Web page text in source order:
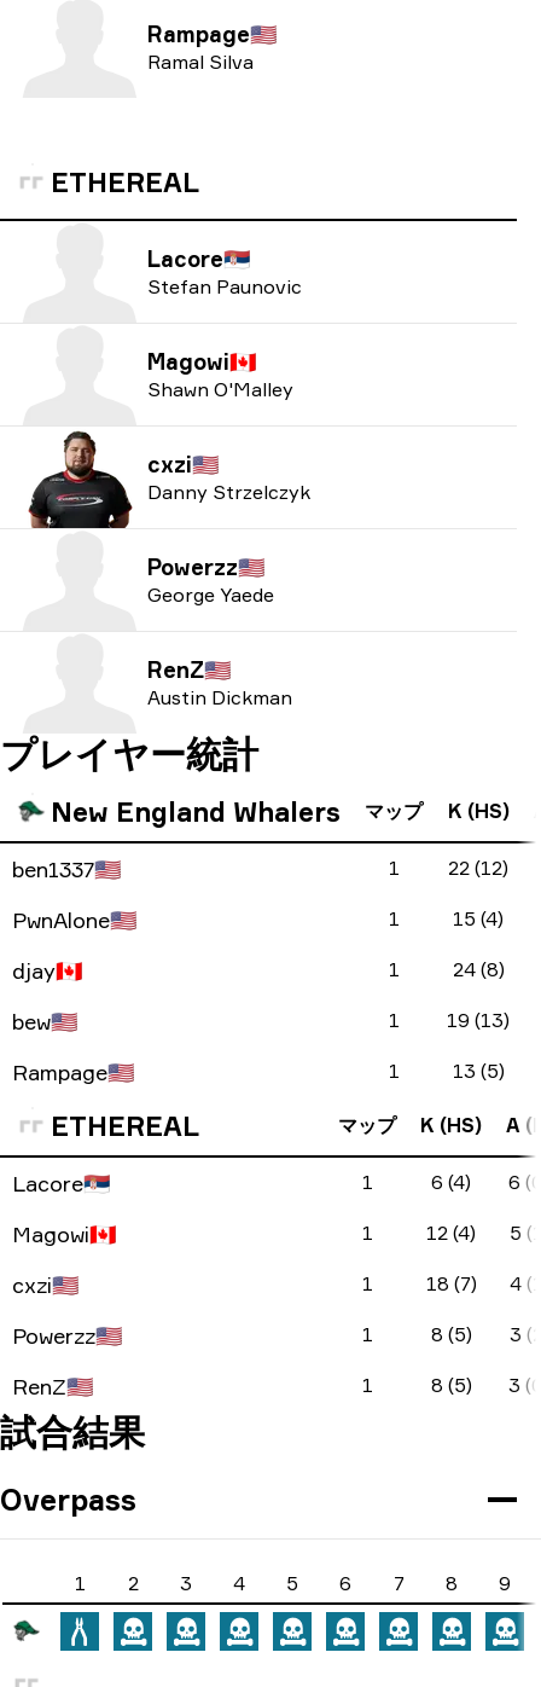
Rampage🇺🇸
Ramal Silva
ETHEREAL
Lacore🇷🇸
Stefan Paunovic
Magowi🇨🇦
Shawn O'Malley
cxzi🇺🇸
Danny Strzelczyk
Powerzz🇺🇸
George Yaede
RenZ🇺🇸
Austin Dickman
プレイヤー統計
New England Whalers マップ K (HS)
ben1337🇺🇸 1 22 (12)
PwnAlone🇺🇸 1 15 (4)
djay🇨🇦 1 24 (8)
bew🇺🇸 1 19 (13)
Rampage🇺🇸 1 13 (5)
ETHEREAL マップ K (HS) A
Lacore🇷🇸 1 6 (4) 6
Magowi🇨🇦 1 12 (4) 5
cxzi🇺🇸 1 18 (7) 4
Powerzz🇺🇸 1 8 (5) 3
RenZ🇺🇸 1 8 (5) 3
試合結果
Overpass
1 2 3 4 5 6 7 8 9